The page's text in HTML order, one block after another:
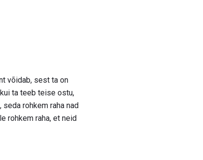
võidab, sest ta on
ta teeb teise ostu,
rohkem raha nad
rohkem raha, et neid